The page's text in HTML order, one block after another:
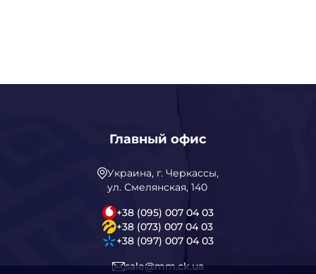
Главный офис
Украина, г. Черкассы,
ул. Смелянская, 140
+38 (095) 007 04 03
+38 (073) 007 04 03
+38 (097) 007 04 03
sale@mm.ck.ua